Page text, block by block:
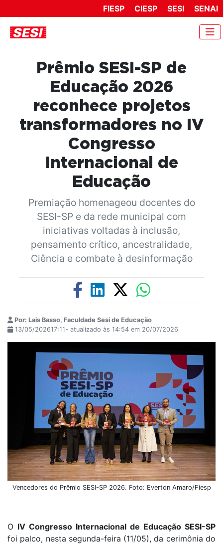
FIESP CIESP SESI SENAI
Prêmio SESI-SP de
Educação 2026
reconhece projetos
transformadores no IV
Congresso
Internacional de
Educação
Premiação homenageou docentes do
SESI-SP e da rede municipal com
iniciativas voltadas à inclusão,
pensamento crítico, ancestralidade,
Ciência e combate à desinformação
Por: Lais Basso, Faculdade Sesi de Educação
13/05/202617:11- atualizado às 14:54 em 20/07/2026
Vencedores do Prêmio SESI-SP 2026. Foto: Everton Amaro/Fiesp
O IV Congresso Internacional de Educação SESI-SP
foi palco, nesta segunda-feira (11/05), da cerimônia do